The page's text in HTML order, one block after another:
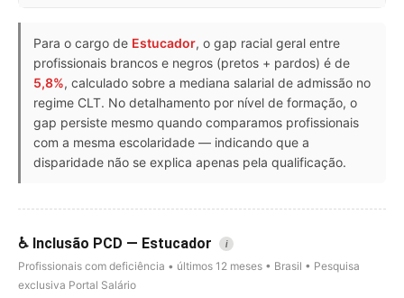
Para o cargo de Estucador, o gap racial geral entre
profissionais brancos e negros (pretos + pardos) é de
5,8%, calculado sobre a mediana salarial de admissão no
regime CLT. No detalhamento por nível de formação, o
gap persiste mesmo quando comparamos profissionais
com a mesma escolaridade — indicando que a
disparidade não se explica apenas pela qualificação.
♿ Inclusão PCD — Estucador i
Profissionais com deficiência • últimos 12 meses • Brasil • Pesquisa
exclusiva Portal Salário